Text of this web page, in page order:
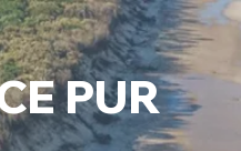
PUR